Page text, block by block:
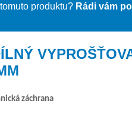
produktu? Rádi vám
záchrana